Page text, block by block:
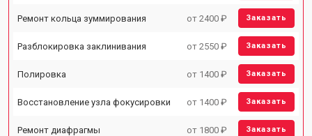
Ремонт кольца зуммирования от 2400 ₽ Заказать
Разблокировка заклинивания от 2550 ₽ Заказать
Полировка от 1400 ₽ Заказать
Восстановление узла фокусировки от 1400 ₽ Заказать
Ремонт диафрагмы от 1800 ₽ Заказать